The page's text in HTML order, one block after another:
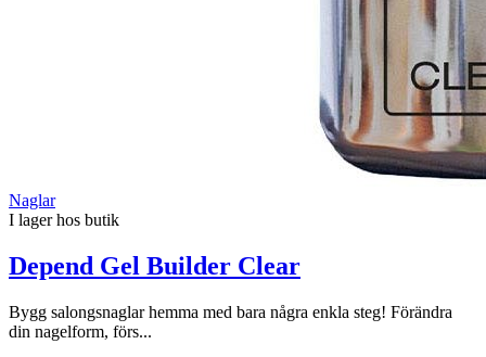
Naglar
I lager hos butik
Depend Gel Builder Clear
Bygg salongsnaglar hemma med bara några enkla steg! Förändra
din nagelform, förs...